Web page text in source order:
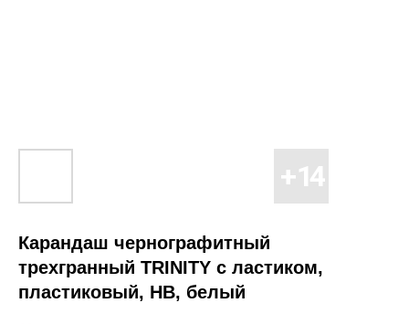
Карандаш чернографитный
трехгранный TRINITY с ластиком,
пластиковый, HB, белый